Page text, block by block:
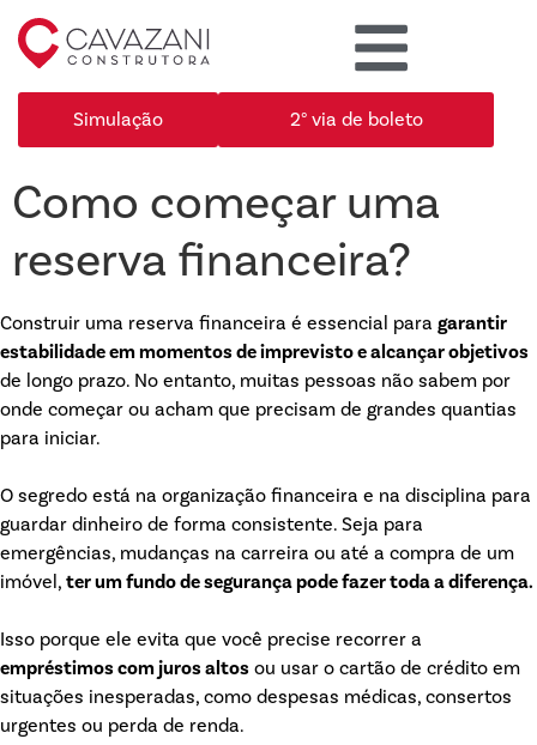
Simulação 2° via de boleto
Como começar uma
reserva financeira?
Construir uma reserva financeira é essencial para garantir
estabilidade em momentos de imprevisto e alcançar objetivos
de longo prazo. No entanto, muitas pessoas não sabem por
onde começar ou acham que precisam de grandes quantias
para iniciar.
O segredo está na organização financeira e na disciplina para
guardar dinheiro de forma consistente. Seja para
emergências, mudanças na carreira ou até a compra de um
imóvel, ter um fundo de segurança pode fazer toda a diferença.
Isso porque ele evita que você precise recorrer a
empréstimos com juros altos ou usar o cartão de crédito em
situações inesperadas, como despesas médicas, consertos
urgentes ou perda de renda.